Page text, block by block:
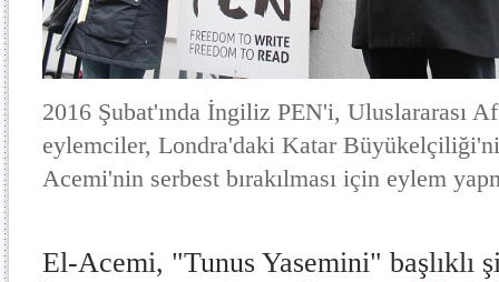
2016 Şubat'ında İngiliz PEN'i, Uluslararası
eylemciler, Londra'daki Katar
Acemi'nin serbest bırakılması için eylem
El-Acemi, "Tunus Yasemini" başlıklı